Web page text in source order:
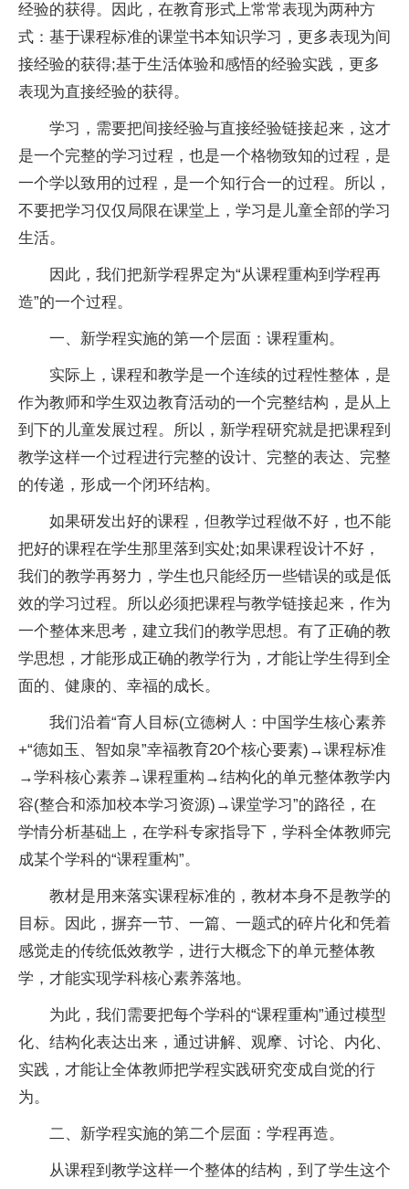
经验的获得。因此，在教育形式上常常表现为两种方
式：基于课程标准的课堂书本知识学习 ，更多表现为间
接经验的获得;基于生活体验和感悟的经验实践，更多
表现为直接经验的获得。
学习 ，需要把间接经验与直接经验链接起来，这才
是一个完整的学习过程，也是一个格物致知的过程，是
一个学以致用的过程，是一个知行合一的过程。所以，
不要把学习仅仅局限在课堂上，学习是儿童全部的学习
生活。
因此，我们把新学程界定为“从课程重构到学程再
造”的一个过程。
一、新学程实施的第一个层面：课程重构。
实际上，课程和教学是一个连续的过程性整体，是
作为教师和学生双边教育活动的一个完整结构，是从上
到下的儿童发展过程。所以，新学程研究就是把课程到
教学这样一个过程进行完整的设计、完整的表达、完整
的传递，形成一个闭环结构。
如果研发出好的课程，但教学过程做不好，也不能
把好的课程在学生那里落到实处;如果课程设计不好，
我们的教学再努力，学生也只能经历一些错误的或是低
效的学习过程。所以必须把课程与教学链接起来，作为
一个整体来思考，建立我们的教学思想。有了正确的教
学思想，才能形成正确的教学行为，才能让学生得到全
面的、健康的、幸福的成长。
我们沿着“育人目标(立德树人：中国学生核心素养
+“德如玉、智如泉”幸福教育20个核心要素)→课程标准
→学科核心素养→课程重构→结构化的单元整体教学内
容(整合和添加校本学习资源)→课堂学习”的路径，在
学情分析基础上，在学科专家指导下，学科全体教师完
成某个学科的“课程重构”。
教材是用来落实课程标准的，教材本身不是教学的
目标。因此，摒弃一节、一篇、一题式的碎片化和凭着
感觉走的传统低效教学，进行大概念下的单元整体教
学，才能实现学科核心素养落地。
为此，我们需要把每个学科的“课程重构”通过模型
化、结构化表达出来，通过讲解、观摩、讨论、内化、
实践，才能让全体教师把学程实践研究变成自觉的行
为。
二、新学程实施的第二个层面：学程再造。
从课程到教学这样一个整体的结构，到了学生这个